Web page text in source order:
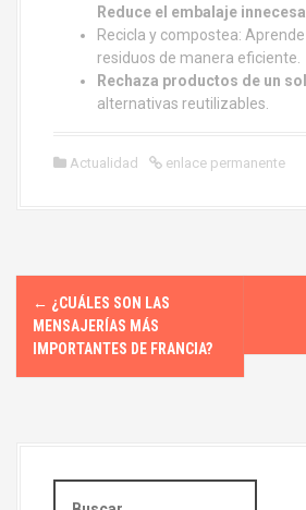
Reduce el embalaje
Recicla y compostea:
residuos de manera eficiente.
Rechaza productos de un
alternativas reutilizables.
Actualidad enlace permanente
N
v
← ¿CUÁLES SON LAS
MENSAJERÍAS MÁS
IMPORTANTES DE FRANCIA?